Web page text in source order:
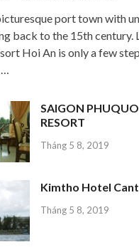
port town with
back to the 15th century.
Hoi An is only a few
…
SAIGON
RESORT
Tháng 5 8, 2019
Kimtho Hotel
Tháng 5 8, 2019